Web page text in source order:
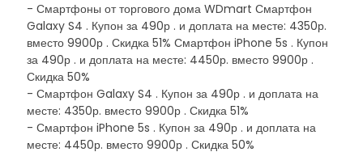
- Смартфоны от торгового дома WDmart Смартфон
Galaxy S4 . Купон за 490р . и доплата на месте: 4350р.
вместо 9900р . Скидка 51% Смартфон iPhone 5s . Купон
за 490р . и доплата на месте: 4450р. вместо 9900р .
Скидка 50%
- Смартфон Galaxy S4 . Купон за 490р . и доплата на
месте: 4350р. вместо 9900р . Скидка 51%
- Смартфон iPhone 5s . Купон за 490р . и доплата на
месте: 4450р. вместо 9900р . Скидка 50%